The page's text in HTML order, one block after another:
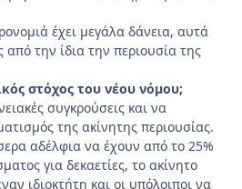
έχει μεγάλα δάνεια, αυτά
την ίδια την περιουσία της
στόχος του νέου νόμου;
συγκρούσεις και να
της ακίνητης περιουσίας.
αδέλφια να έχουν από το 25%
για δεκαετίες, το ακίνητο
ιδιοκτήτη και οι υπόλοιποι να